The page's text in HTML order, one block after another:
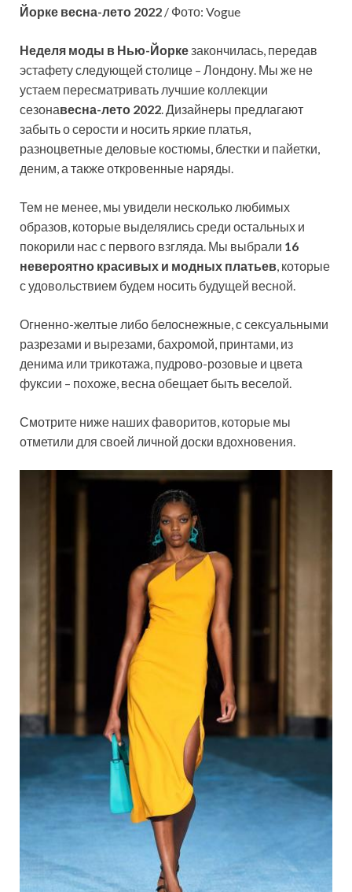
Йорке весна-лето 2022 / Фото: Vogue
Неделя моды в Нью-Йоркезакончилась, передав
эстафету следующей столице – Лондону. Мы же не
устаем пересматривать лучшие коллекции
сезонавесна-лето 2022. Дизайнеры предлагают
забыть о серости и носить яркие платья,
разноцветные деловые костюмы, блестки и пайетки,
деним, а также откровенные наряды.
Тем не менее, мы увидели несколько любимых
образов, которые выделялись среди остальных и
покорили нас с первого взгляда. Мы выбрали 16
невероятно красивых и модных платьев, которые
с удовольствием будем носить будущей весной.
Огненно-желтые либо белоснежные, с сексуальными
разрезами и вырезами, бахромой, принтами, из
денима или трикотажа, пудрово-розовые и цвета
фуксии – похоже, весна обещает быть веселой.
Смотрите ниже наших фаворитов, которые мы
отметили для своей личной доски вдохновения.